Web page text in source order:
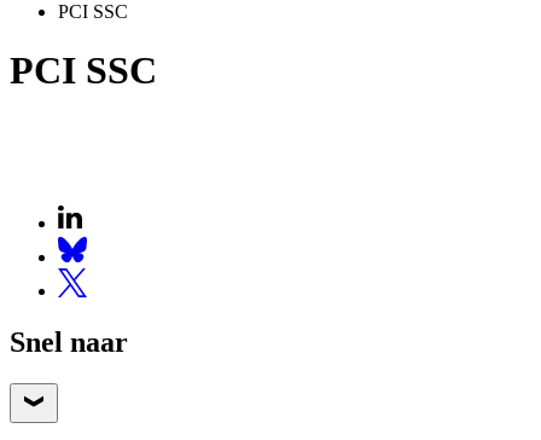
PCI SSC
PCI SSC
Snel naar